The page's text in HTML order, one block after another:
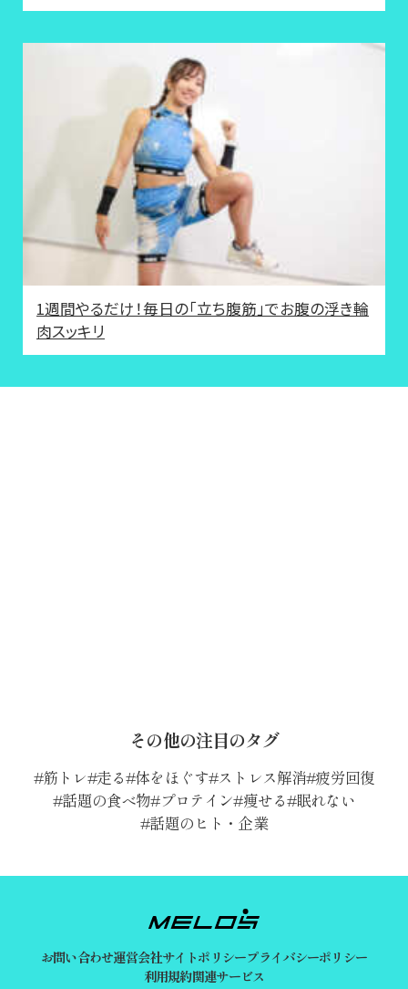
1週間やるだけ！毎日の「立ち腹筋」でお腹の浮き輪
肉スッキリ
その他の注目のタグ
筋トレ 走る 体をほぐす ストレス解消 疲労回復
話題の食べ物 プロテイン 痩せる 眠れない
話題のヒト・企業
お問い合わせ運営会社サイトポリシープライバシーポリシー
利用規約関連サービス